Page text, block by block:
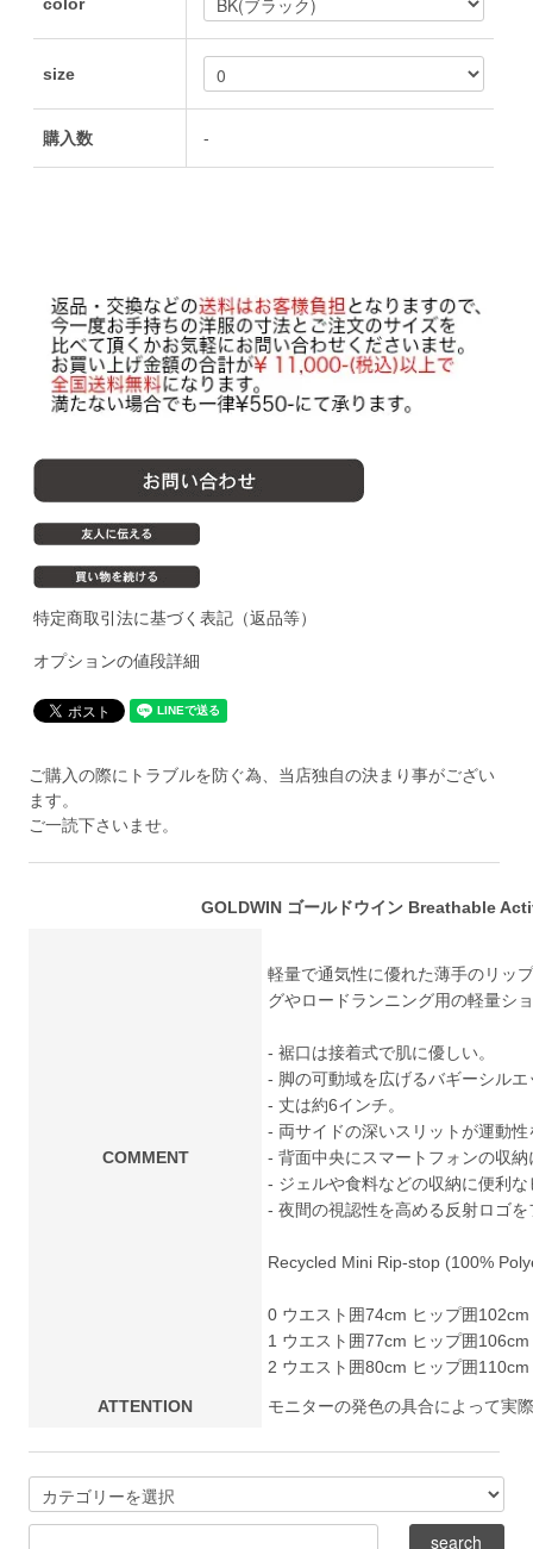
size
購入数 -
特定商取引法に基づく表記（返品等）
オプションの値段詳細
ご購入の際にトラブルを防ぐ為、当店独自の決まり事がござい
ます。
ご一読下さいませ。
GOLDWIN ゴールドウイン Breathable
COMMENT
軽量で通気性に優れた薄手のリッ
グやロードランニング用の軽量シ
- 裾口は接着式で肌に優しい。
- 脚の可動域を広げるバギーシルエ
- 丈は約6インチ。
- 両サイドの深いスリットが運動性
- 背面中央にスマートフォンの収
- ジェルや食料などの収納に便利
- 夜間の視認性を高める反射ロゴ
Recycled Mini Rip-stop (100%
0 ウエスト囲74cm ヒップ囲
1 ウエスト囲77cm ヒップ囲
2 ウエスト囲80cm ヒップ囲
ATTENTION モニターの発色の具合によって実